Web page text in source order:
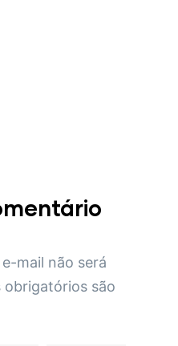
mail não será
obrigatórios são